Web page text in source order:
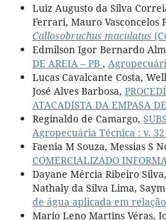
Luiz Augusto da Silva
Ferrari, Mauro Vasconcelos
Callosobruchus maculatus
Edmilson Igor Bernardo
DE AREIA – PB ,
Lucas Cavalcante Costa,
José Alves Barbosa,
ATACADISTA DA EMPASA
Reginaldo de Camargo,
Agropecuária Técnica : v.
Faenia M Souza, Messias S
COMERCIALIZADO
Dayane Mércia Ribeiro
Nathaly da Silva Lima,
de água aplicada em
Mario Leno Martins Véras,